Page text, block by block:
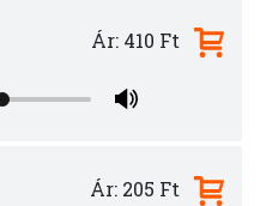
Ár: 410 Ft
Ár: 205 Ft